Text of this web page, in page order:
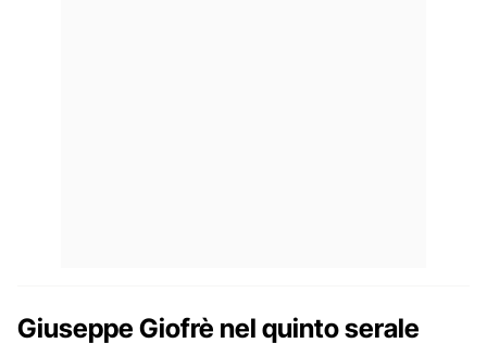
Giuseppe Giofrè nel quinto serale